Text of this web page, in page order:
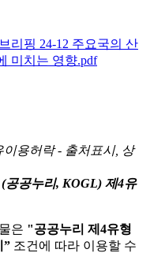
리핑 24-12 주요국의 산
미치는 영향.pdf
(공공누리, KOGL) 제4유
은 "공공누리 제4유형
” 조건에 따라 이용할 수